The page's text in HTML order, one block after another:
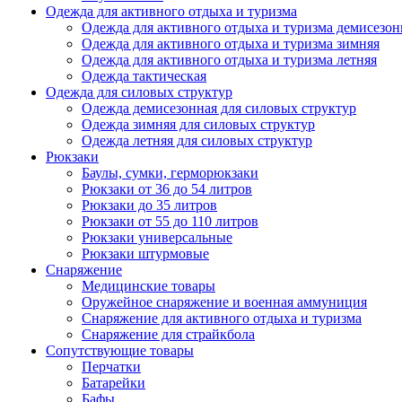
Одежда для активного отдыха и туризма
Одежда для активного отдыха и туризма
Одежда для активного отдыха и туризма зимняя
Одежда для активного отдыха и туризма летняя
Одежда тактическая
Одежда для силовых структур
Одежда демисезонная для силовых структур
Одежда зимняя для силовых структур
Одежда летняя для силовых структур
Рюкзаки
Баулы, сумки, герморюкзаки
Рюкзаки от 36 до 54 литров
Рюкзаки до 35 литров
Рюкзаки от 55 до 110 литров
Рюкзаки универсальные
Рюкзаки штурмовые
Снаряжение
Медицинские товары
Оружейное снаряжение и военная аммуниция
Снаряжение для активного отдыха и туризма
Снаряжение для страйкбола
Сопутствующие товары
Перчатки
Батарейки
Бафы